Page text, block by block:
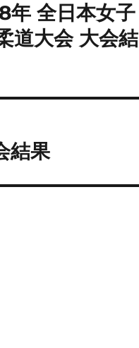
年 全日本女子
道大会 大会結
結果